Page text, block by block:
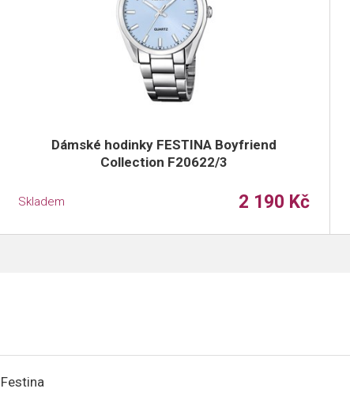
Dámské hodinky FESTINA Boyfriend
Collection F20622/3
Skladem 2 190 Kč
Festina